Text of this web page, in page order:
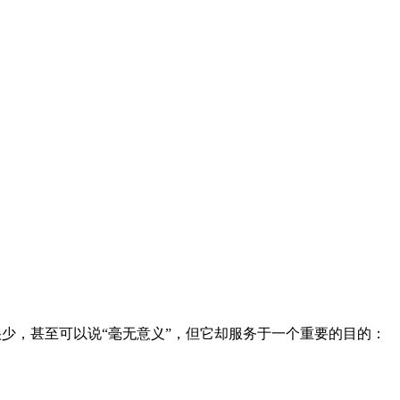
，甚至可以说“毫无意义”，但它却服务于一个重要的目的：